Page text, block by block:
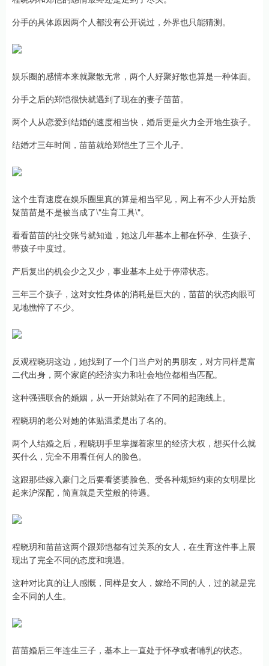
分手的具体原因两个人都没有公开说过，外界也只能猜测。
娱乐圈的感情本来就聚散无常，两个人好聚好散也算是一种体面。
分手之后的郑恺很快就遇到了现在的妻子苗苗。
两个人从恋爱到结婚的速度相当快，婚后更是火力全开地生孩子。
结婚才三年时间，苗苗就给郑恺生了三个儿子。
这个生育速度在娱乐圈里真的算是相当罕见，网上有不少人开始质
疑苗苗是不是被当成了\"生育工具\"。
看看苗苗的社交账号就知道，她这几年基本上都在怀孕、生孩子、
带孩子中度过。
产后复出的机会少之又少，事业基本上处于停滞状态。
三年三个孩子，这对女性身体的消耗是巨大的，苗苗的状态肉眼可
见地憔悴了不少。
反观程晓玥这边，她找到了一个门当户对的男朋友，对方同样是富
二代出身，两个家庭的经济实力和社会地位都相当匹配。
这种强强联合的婚姻，从一开始就站在了不同的起跑线上。
程晓玥的老公对她的体贴温柔是出了名的。
两个人结婚之后，程晓玥手里掌握着家里的经济大权，想买什么就
买什么，完全不用看任何人的脸色。
这跟那些嫁入豪门之后要看婆婆脸色、受各种规矩约束的女明星比
起来沪深配，简直就是天堂般的待遇。
程晓玥和苗苗这两个跟郑恺都有过关系的女人，在生育这件事上展
现出了完全不同的态度和境遇。
这种对比真的让人感慨，同样是女人，嫁给不同的人，过的就是完
全不同的人生。
苗苗婚后三年连生三子，基本上一直处于怀孕或者哺乳的状态。